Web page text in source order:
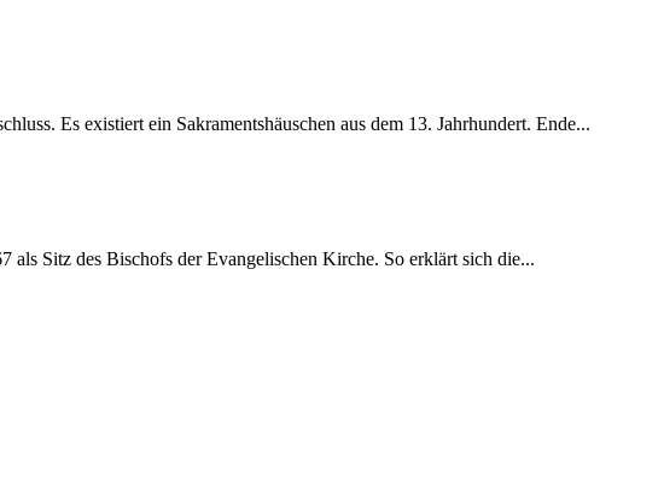
Es existiert ein Sakramentshäuschen aus dem 13. Jahrhundert. Ende...
Sitz des Bischofs der Evangelischen Kirche. So erklärt sich die...